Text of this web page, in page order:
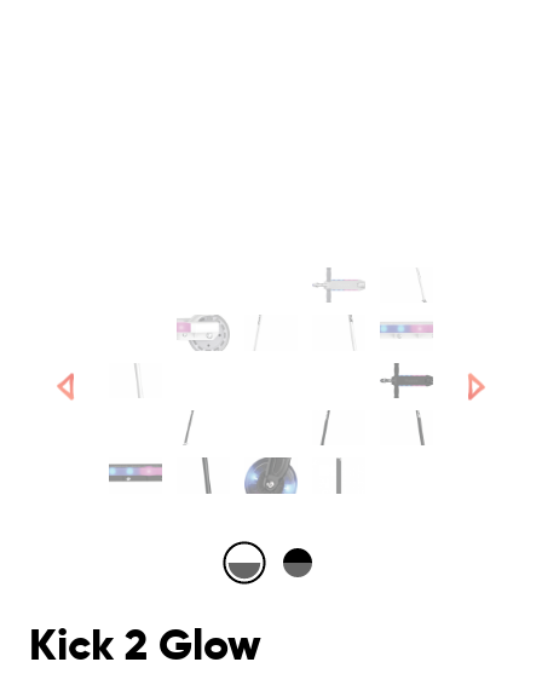
Kick 2 Glow